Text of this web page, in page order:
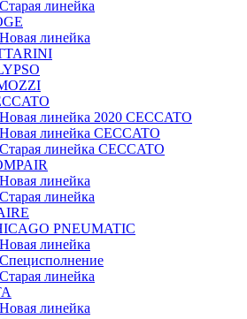
Старая линейка
Новая линейка
Новая линейка 2020 CECCATO
Новая линейка CECCATO
Старая линейка CECCATO
Новая линейка
Старая линейка
PNEUMATIC
Новая линейка
Специсполнение
Старая линейка
Новая линейка